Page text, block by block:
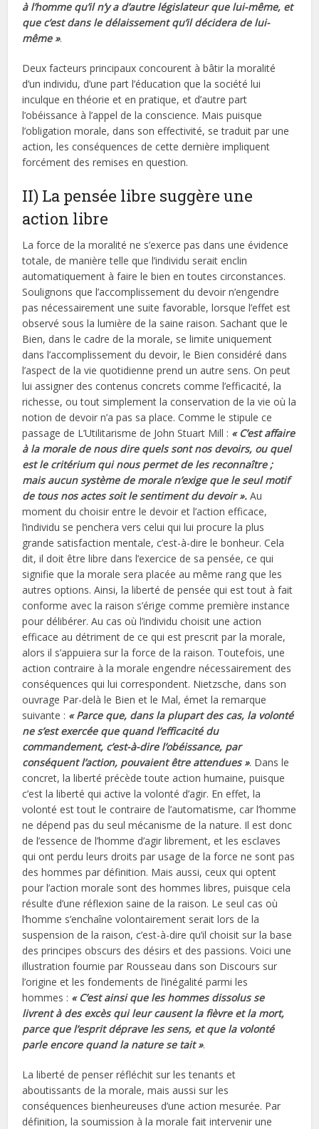
à l’homme qu’il n’y a d’autre législateur que lui-même, et
que c’est dans le délaissement qu’il décidera de lui-
même ».
Deux facteurs principaux concourent à bâtir la moralité
d’un individu, d’une part l’éducation que la société lui
inculque en théorie et en pratique, et d’autre part
l’obéissance à l’appel de la conscience. Mais puisque
l’obligation morale, dans son effectivité, se traduit par une
action, les conséquences de cette dernière impliquent
forcément des remises en question.
II) La pensée libre suggère une
action libre
La force de la moralité ne s’exerce pas dans une évidence
totale, de manière telle que l’individu serait enclin
automatiquement à faire le bien en toutes circonstances.
Soulignons que l’accomplissement du devoir n’engendre
pas nécessairement une suite favorable, lorsque l’effet est
observé sous la lumière de la saine raison. Sachant que le
Bien, dans le cadre de la morale, se limite uniquement
dans l’accomplissement du devoir, le Bien considéré dans
l’aspect de la vie quotidienne prend un autre sens. On peut
lui assigner des contenus concrets comme l’efficacité, la
richesse, ou tout simplement la conservation de la vie où la
notion de devoir n’a pas sa place. Comme le stipule ce
passage de L’Utilitarisme de John Stuart Mill : « C’est affaire
à la morale de nous dire quels sont nos devoirs, ou quel
est le critérium qui nous permet de les reconnaître ;
mais aucun système de morale n’exige que le seul motif
de tous nos actes soit le sentiment du devoir ». Au
moment du choisir entre le devoir et l’action efficace,
l’individu se penchera vers celui qui lui procure la plus
grande satisfaction mentale, c’est-à-dire le bonheur. Cela
dit, il doit être libre dans l’exercice de sa pensée, ce qui
signifie que la morale sera placée au même rang que les
autres options. Ainsi, la liberté de pensée qui est tout à fait
conforme avec la raison s’érige comme première instance
pour délibérer. Au cas où l’individu choisit une action
efficace au détriment de ce qui est prescrit par la morale,
alors il s’appuiera sur la force de la raison. Toutefois, une
action contraire à la morale engendre nécessairement des
conséquences qui lui correspondent. Nietzsche, dans son
ouvrage Par-delà le Bien et le Mal, émet la remarque
suivante : « Parce que, dans la plupart des cas, la volonté
ne s’est exercée que quand l’efficacité du
commandement, c’est-à-dire l’obéissance, par
conséquent l’action, pouvaient être attendues ». Dans le
concret, la liberté précède toute action humaine, puisque
c’est la liberté qui active la volonté d’agir. En effet, la
volonté est tout le contraire de l’automatisme, car l’homme
ne dépend pas du seul mécanisme de la nature. Il est donc
de l’essence de l’homme d’agir librement, et les esclaves
qui ont perdu leurs droits par usage de la force ne sont pas
des hommes par définition. Mais aussi, ceux qui optent
pour l’action morale sont des hommes libres, puisque cela
résulte d’une réflexion saine de la raison. Le seul cas où
l’homme s’enchaîne volontairement serait lors de la
suspension de la raison, c’est-à-dire qu’il choisit sur la base
des principes obscurs des désirs et des passions. Voici une
illustration fournie par Rousseau dans son Discours sur
l’origine et les fondements de l’inégalité parmi les
hommes : « C’est ainsi que les hommes dissolus se
livrent à des excès qui leur causent la fièvre et la mort,
parce que l’esprit déprave les sens, et que la volonté
parle encore quand la nature se tait ».
La liberté de penser réfléchit sur les tenants et
aboutissants de la morale, mais aussi sur les
conséquences bienheureuses d’une action mesurée. Par
définition, la soumission à la morale fait intervenir une